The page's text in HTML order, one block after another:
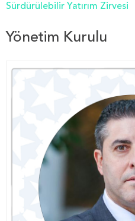
Sürdürülebilir Yatırım Zirvesi
Yönetim Kurulu